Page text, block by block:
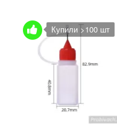
Купили >100 шт